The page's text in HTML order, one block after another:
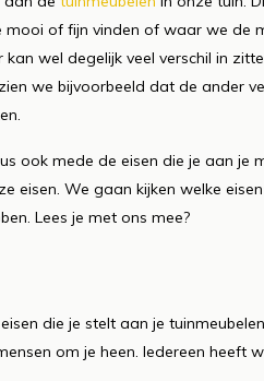
of fijn vinden of waar we de
wel degelijk veel verschil in
we bijvoorbeeld dat de ander
ook mede de eisen die je aan je
We gaan kijken welke
Lees je met ons mee?
die je stelt aan je
om je heen. Iedereen heeft